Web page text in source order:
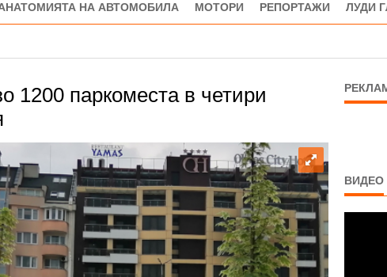
НА АВТОМОБИЛА МОТОРИ РЕПОРТАЖИ ЛУДИ
1200 паркоместа в четири
ВИДЕО